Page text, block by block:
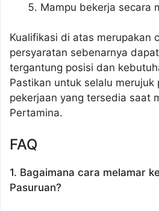
Mampu bekerja secara
Kualifikasi di atas merupakan
persyaratan sebenarnya
tergantung posisi dan
Pastikan untuk selalu merujuk
pekerjaan yang tersedia saat
Pertamina.
FAQ
1. Bagaimana cara melamar
Pasuruan?